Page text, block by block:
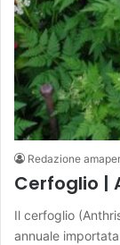
Redazione
Cerfoglio |
Il cerfoglio
annuale